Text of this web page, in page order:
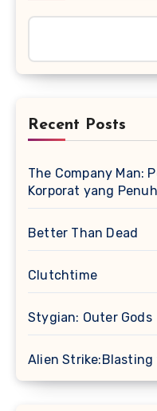
Recent Posts
The Company Man:
Korporat yang
Better Than Dead
Clutchtime
Stygian: Outer Gods
Alien